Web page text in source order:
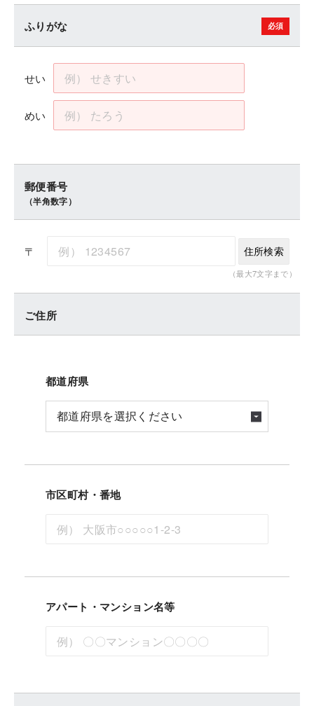
ふりがな
せい
めい
郵便番号
（半角数字）
〒
（最大7文字まで）
住所検索
ご住所
都道府県
市区町村・番地
アパート・マンション名等